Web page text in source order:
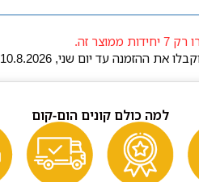
זה.
את ההזמנה עד יום שני,
10.8.2026
למה כולם קונים הום-קום